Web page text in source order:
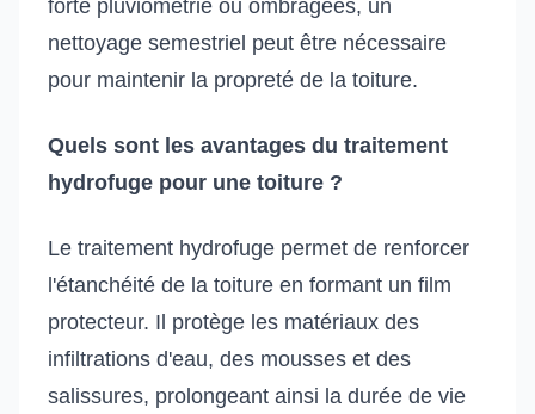
forte pluviométrie ou ombragées, un
nettoyage semestriel peut être nécessaire
pour maintenir la propreté de la toiture.
Quels sont les avantages du traitement
hydrofuge pour une toiture ?
Le traitement hydrofuge permet de renforcer
l'étanchéité de la toiture en formant un film
protecteur. Il protège les matériaux des
infiltrations d'eau, des mousses et des
salissures, prolongeant ainsi la durée de vie